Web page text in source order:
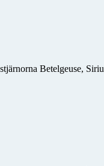
Betelgeuse,